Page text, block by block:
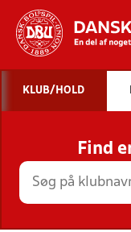
KLUB/HOLD
Find